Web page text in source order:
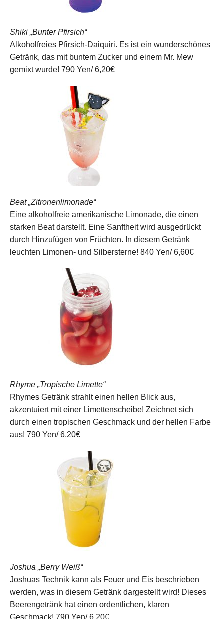
Shiki „Bunter Pfirsich“
Alkoholfreies Pfirsich-Daiquiri. Es ist ein wunderschönes
Getränk, das mit buntem Zucker und einem Mr. Mew
gemixt wurde! 790 Yen/ 6,20€
Beat „Zitronenlimonade“
Eine alkoholfreie amerikanische Limonade, die einen
starken Beat darstellt. Eine Sanftheit wird ausgedrückt
durch Hinzufügen von Früchten. In diesem Getränk
leuchten Limonen- und Silbersterne! 840 Yen/ 6,60€
Rhyme „Tropische Limette“
Rhymes Getränk strahlt einen hellen Blick aus,
akzentuiert mit einer Limettenscheibe! Zeichnet sich
durch einen tropischen Geschmack und der hellen Farbe
aus! 790 Yen/ 6,20€
Joshua „Berry Weiß“
Joshuas Technik kann als Feuer und Eis beschrieben
werden, was in diesem Getränk dargestellt wird! Dieses
Beerengetränk hat einen ordentlichen, klaren
Geschmack! 790 Yen/ 6,20€